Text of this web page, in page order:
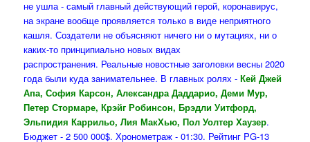
не ушла - самый главный действующий герой, коронавирус,
на экране вообще проявляется только в виде неприятного
кашля. Создатели не объясняют ничего ни о мутациях, ни о
каких-то принципиально новых видах
распространения. Реальные новостные заголовки весны 2020
года были куда занимательнее. В главных ролях -Кей Джей
Апа, София Карсон, Александра Даддарио, Деми Мур,
Петер Стормаре, Крэйг Робинсон, Брэдли Уитфорд,
Эльпидия Каррильо, Лия МакХью, Пол Уолтер Хаузер.
Бюджет - 2 500 000$. Хронометраж - 01:30. Рейтинг PG-13